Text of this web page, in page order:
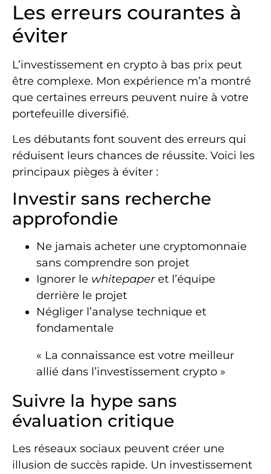
Les erreurs courantes à
éviter
L’investissement en crypto à bas prix peut
être complexe. Mon expérience m’a montré
que certaines erreurs peuvent nuire à votre
portefeuille diversifié.
Les débutants font souvent des erreurs qui
réduisent leurs chances de réussite. Voici les
principaux pièges à éviter :
Investir sans recherche
approfondie
Ne jamais acheter une cryptomonnaie
sans comprendre son projet
Ignorer le whitepaperet l’équipe
derrière le projet
Négliger l’analyse technique et
fondamentale
« La connaissance est votre meilleur
allié dans l’investissement crypto »
Suivre la hype sans
évaluation critique
Les réseaux sociaux peuvent créer une
illusion de succès rapide. Un investissement